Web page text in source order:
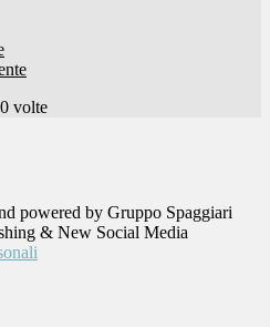
volte
powered by Gruppo Spaggiari
& New Social Media